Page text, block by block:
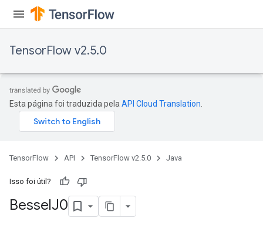
TensorFlow v2.5.0
Esta página foi traduzida pela API Cloud Translation
TensorFlow API TensorFlow v2.5.0 Java
Isso foi útil?
BesselJ0